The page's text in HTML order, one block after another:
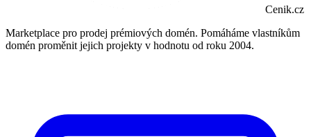
Cenik.cz
Marketplace pro prodej prémiových domén. Pomáháme vlastníkům
domén proměnit jejich projekty v hodnotu od roku 2004.